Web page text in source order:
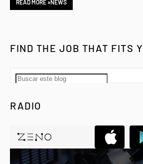
READ MORE »NEWS
FIND THE JOB THAT FITS
RADIO